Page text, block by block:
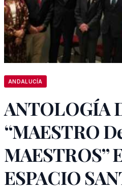
ANDALUCÍA
ANTOLOGÍA
“MAESTRO
MAESTROS”
ESPACIO